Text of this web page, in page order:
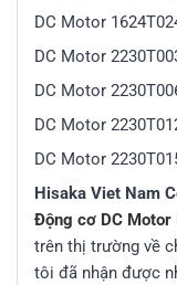
DC Motor
DC Motor
DC Motor
DC Motor
DC Motor
Hisaka Viet Nam
Động cơ DC Motor
trên thị trường về
tôi đã nhận được